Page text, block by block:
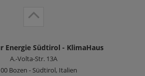
Energie Südtirol - KlimaHaus
A.-Volta-Str. 13A
Bozen - Südtirol, Italien